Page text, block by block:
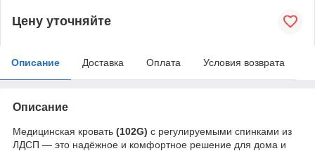
Цену уточняйте
Описание Доставка Оплата Условия возврата
Описание
Медицинская кровать (102G) с регулируемыми спинками из
ЛДСП — это надёжное и комфортное решение для дома и